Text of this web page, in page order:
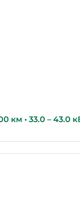
км • 33.0 – 43.0